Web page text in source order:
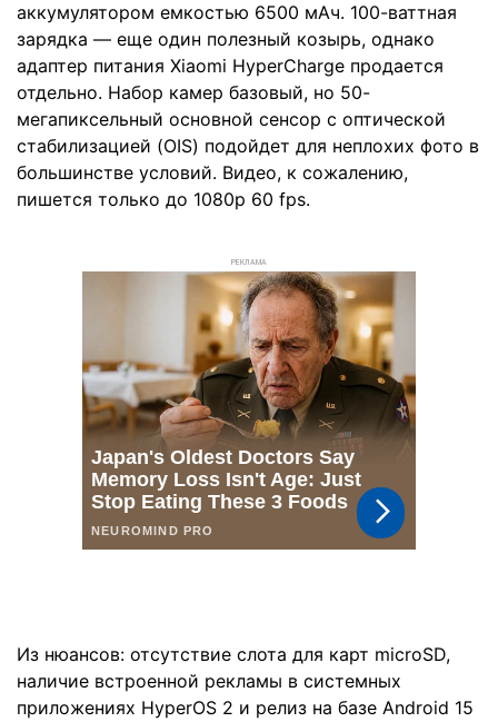
аккумулятором емкостью 6500 мАч. 100-ваттная
зарядка — еще один полезный козырь, однако
адаптер питания Xiaomi HyperCharge продается
отдельно. Набор камер базовый, но 50-
мегапиксельный основной сенсор с оптической
стабилизацией (OIS) подойдет для неплохих фото в
большинстве условий. Видео, к сожалению,
пишется только до 1080р 60 fps.
РЕКЛАМА
Из нюансов: отсутствие слота для карт microSD,
наличие встроенной рекламы в системных
приложениях HyperOS 2 и релиз на базе Android 15